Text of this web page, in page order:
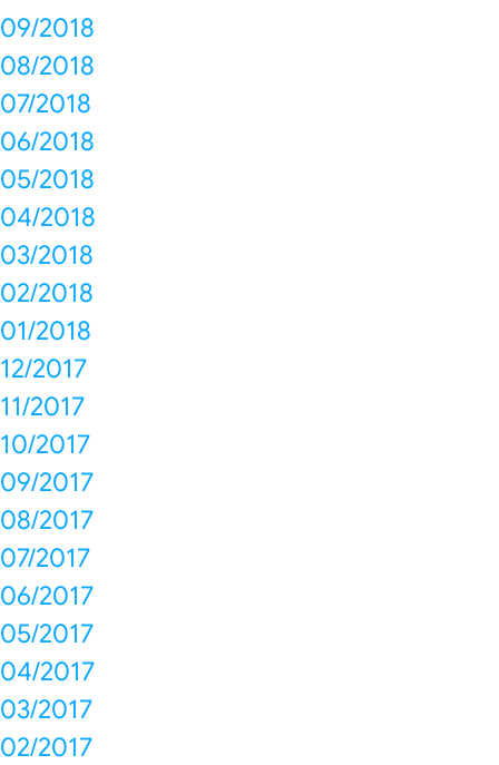
09/2018
08/2018
07/2018
06/2018
05/2018
04/2018
03/2018
02/2018
01/2018
12/2017
11/2017
10/2017
09/2017
08/2017
07/2017
06/2017
05/2017
04/2017
03/2017
02/2017